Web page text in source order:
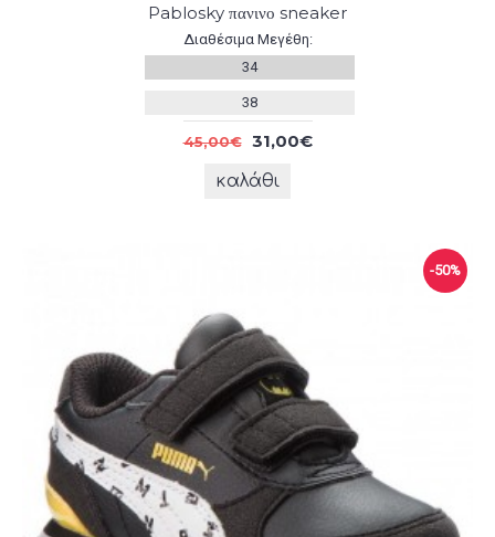
Pablosky πανινο sneaker
Διαθέσιμα Μεγέθη:
34
38
45,00€ 31,00€
καλάθι
-50%